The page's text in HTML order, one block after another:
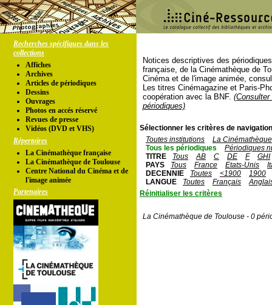
Recherches spécifiques dans les
collections
Affiches
Archives
Articles de périodiques
Dessins
Ouvrages
Photos en accés réservé
Revues de presse
Vidéos (DVD et VHS)
Répertoires
La Cinémathèque française
La Cinémathèque de Toulouse
Centre National du Cinéma et de
l'image animée
Partenaires
Notices descriptives des
française, de la Cinémathèque de
Cinéma et de l'image animée,
Les titres Cinémagazine et Paris-
coopération avec la BNF.
périodiques)
Sélectionner les critères de
Toutes institutions
La
Tous les périodiques
Périodiques
TITRE
Tous AB C DE F
GHI
PAYS
Tous France Etats-Unis
DECENNIE
Toutes <1900
1900
LANGUE
Toutes Français
Réinitialiser les critères
La Cinémathèque de Toulouse - 0